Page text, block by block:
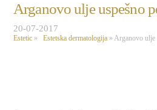
Arganovo ulje uspešno
20-07-2017
Estetic » Estetska dermatologija » Arganovo ulje